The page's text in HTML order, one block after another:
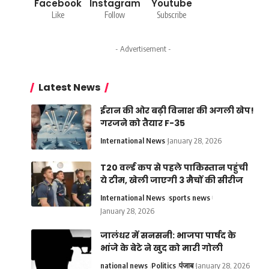
Facebook
Like
Instagram
Follow
Youtube
Subscribe
- Advertisement -
Latest News
ईरान की ओर बढ़ी विनाश की अगली खेप!
गरजने को तैयार F-35
International News January 28, 2026
T20 वर्ल्ड कप से पहले पाकिस्तान पहुंची
ये टीम, खेली जाएगी 3 मैचों की सीरीज
International News sports news
January 28, 2026
जालंधर में सनसनी: भाजपा पार्षद के
भांजे के बेटे ने खुद को मारी गोली
national news Politics पंजाब January 28, 2026